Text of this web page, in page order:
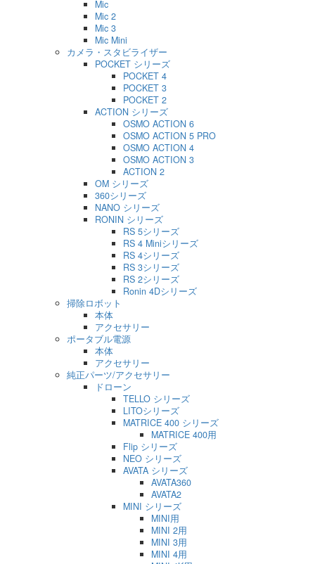
Mic
Mic 2
Mic 3
Mic Mini
カメラ・スタビライザー
POCKET シリーズ
POCKET 4
POCKET 3
POCKET 2
ACTION シリーズ
OSMO ACTION 6
OSMO ACTION 5 PRO
OSMO ACTION 4
OSMO ACTION 3
ACTION 2
OM シリーズ
360シリーズ
NANO シリーズ
RONIN シリーズ
RS 5シリーズ
RS 4 Miniシリーズ
RS 4シリーズ
RS 3シリーズ
RS 2シリーズ
Ronin 4Dシリーズ
掃除ロボット
本体
アクセサリー
ポータブル電源
本体
アクセサリー
純正パーツ/アクセサリー
ドローン
TELLO シリーズ
LITOシリーズ
MATRICE 400 シリーズ
MATRICE 400用
Flip シリーズ
NEO シリーズ
AVATA シリーズ
AVATA360
AVATA2
MINI シリーズ
MINI用
MINI 2用
MINI 3用
MINI 4用